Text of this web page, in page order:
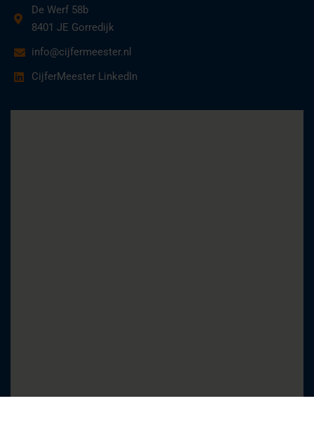
De Werf 58b
8401 JE Gorredijk
info@cijfermeester.nl
CijferMeester LinkedIn